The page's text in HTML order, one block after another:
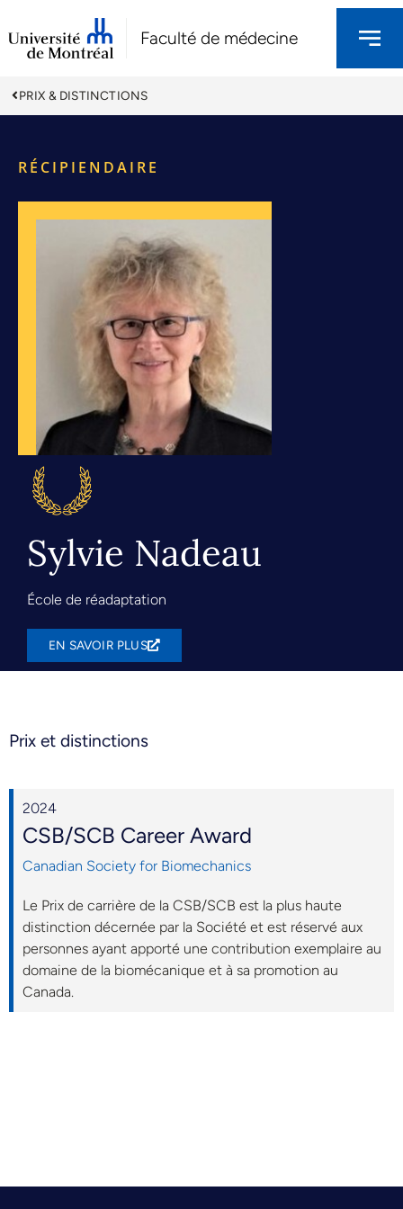
Faculté de médecine
PRIX & DISTINCTIONS
RÉCIPIENDAIRE
Sylvie Nadeau
École de réadaptation
EN SAVOIR PLUS
Prix et distinctions
2024
CSB/SCB Career Award
Canadian Society for Biomechanics
Le Prix de carrière de la CSB/SCB est la plus haute
distinction décernée par la Société et est réservé aux
personnes ayant apporté une contribution exemplaire au
domaine de la biomécanique et à sa promotion au
Canada.